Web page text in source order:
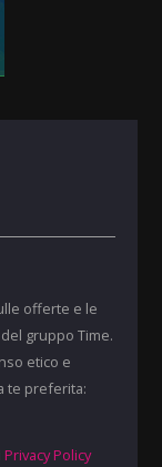
offerte e le
gruppo Time.
etico e
te preferita:
Privacy Policy